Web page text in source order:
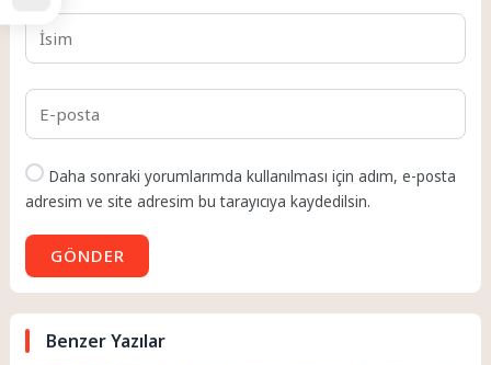
Daha sonraki yorumlarımda kullanılması için adım, e-posta
adresim ve site adresim bu tarayıcıya kaydedilsin.
GÖNDER
Benzer Yazılar